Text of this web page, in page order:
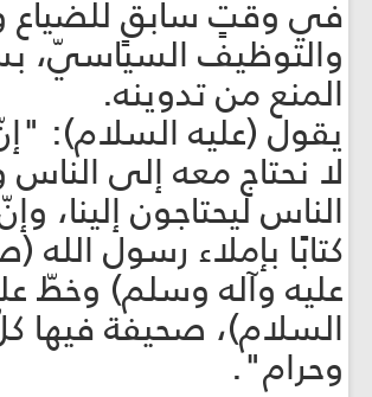
في وقتٍ سابقٍ للضياع
والتوظيف السياسيّ،
المنع من تدوينه.
يقول (عليه السلام):
لا نحتاج معه إلى الناس
الناس ليحتاجون إلينا،
كتابًا بإملاء رسول الله
عليه وآله وسلم) وخطّ
السلام)، صحيفة فيها
وحرام".